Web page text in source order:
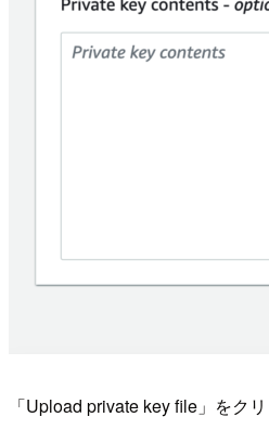
「Upload private key file」をク